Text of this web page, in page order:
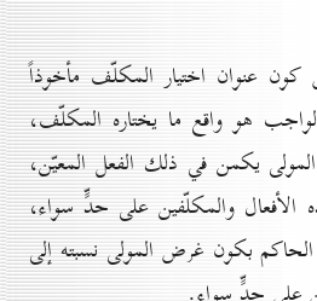
عنوان اختيار المكلّف مأخوذاً
هو واقع ما يختاره المكلّف،
يكمن في ذلك الفعل المعيّن،
والمكلّفين على حدٍّ سواء،
بكون غرض المولى نسبته إلى